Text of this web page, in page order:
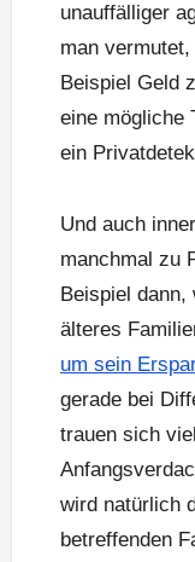
unauffälliger
man
Beispiel Geld
eine mögliche
ein
Und auch
manchmal zu
Beispiel
älteres
um sein
gerade bei
trauen sich
wird natürlich
betreffenden